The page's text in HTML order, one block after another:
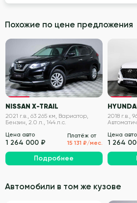
Похожие по цене предложения
VIN проверен
NISSAN X-TRAIL
2021 г.в., 63 265 км, Вариатор,
Бензин, 2.0 л., 144 л.с.
Цена авто
1 264 000 ₽
Платёж от
15 131 ₽/мес.
Подробнее
2018 г.в.,
Цена авто
1 264
Автомобили в том же кузове